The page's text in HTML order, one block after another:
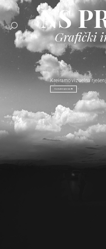
Search:
Kontaktirajte nas
Kreiramo vizuelna